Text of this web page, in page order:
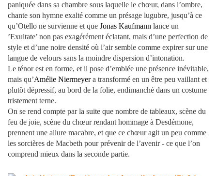
paniquée dans sa chambre sous laquelle le chœur, dans l’ombre,
chante son hymne exalté comme un présage lugubre, jusqu’à ce
qu’Otello ne survienne et que Jonas Kaufmann lance un
’Exultate’ non pas exagérément éclatant, mais d’une perfection de
style et d’une noire densité où l’air semble comme expirer sur une
langue de velours sans la moindre dispersion d’intonation.
Le ténor est en forme, et il pose d’emblée une présence inévitable,
mais qu’Amélie Niermeyera transformé en un être peu vaillant et
plutôt dépressif, au bord de la folie, endimanché dans un costume
tristement terne.
On se rend compte par la suite que nombre de tableaux, scène du
feu de joie, scène du chœur rendant hommage à Desdémone,
prennent une allure macabre, et que ce chœur agit un peu comme
les sorcières de Macbeth pour prévenir de l’avenir - ce que l’on
comprend mieux dans la seconde partie.